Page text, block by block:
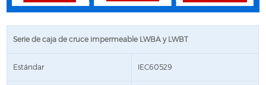
Serie de caja de cruce impermeable LWBA y LWBT
Estándar IEC60529